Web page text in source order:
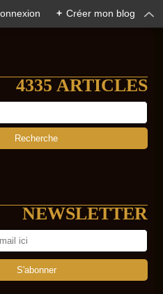
+ Créer mon blog
4335 ARTICLES
NEWSLETTER